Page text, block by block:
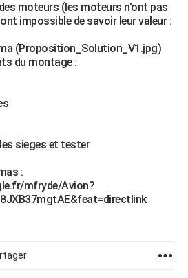
moteurs (les moteurs n'ont pas
impossible de savoir leur valeur :
(Proposition_Solution_V1.jpg)
du montage :
sieges et tester
:
mfryde/Avion?